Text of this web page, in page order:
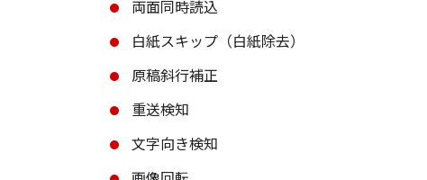
両面同時読込
白紙スキップ（白紙除去）
原稿斜行補正
重送検知
文字向き検知